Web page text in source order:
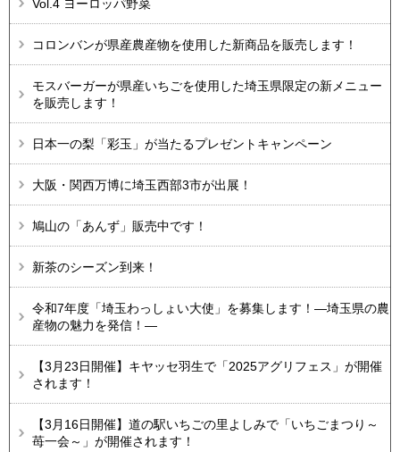
Vol.4 ヨーロッパ野菜
コロンバンが県産農産物を使用した新商品を販売します！
モスバーガーが県産いちごを使用した埼玉県限定の新メニュー
を販売します！
日本一の梨「彩玉」が当たるプレゼントキャンペーン
大阪・関西万博に埼玉西部3市が出展！
鳩山の「あんず」販売中です！
新茶のシーズン到来！
令和7年度「埼玉わっしょい大使」を募集します！―埼玉県の農
産物の魅力を発信！―
【3月23日開催】キヤッセ羽生で「2025アグリフェス」が開催
されます！
【3月16日開催】道の駅いちごの里よしみで「いちごまつり～
苺一会～」が開催されます！